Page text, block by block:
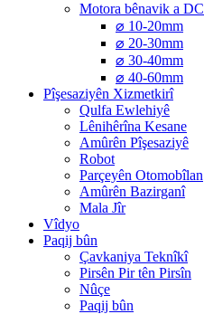
Motora bênavik a DC
⌀ 10-20mm
⌀ 20-30mm
⌀ 30-40mm
⌀ 40-60mm
Pîşesaziyên Xizmetkirî
Qulfa Ewlehiyê
Lênihêrîna Kesane
Amûrên Pîşesaziyê
Robot
Parçeyên Otomobîlan
Amûrên Bazirganî
Mala Jîr
Vîdyo
Paqij bûn
Çavkaniya Teknîkî
Pirsên Pir tên Pirsîn
Nûçe
Paqij bûn